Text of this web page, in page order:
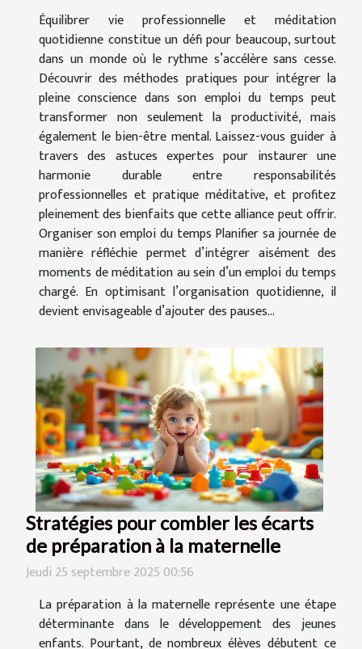
Équilibrer vie professionnelle et méditation
quotidienne constitue un défi pour beaucoup, surtout
dans un monde où le rythme s’accélère sans cesse.
Découvrir des méthodes pratiques pour intégrer la
pleine conscience dans son emploi du temps peut
transformer non seulement la productivité, mais
également le bien-être mental. Laissez-vous guider à
travers des astuces expertes pour instaurer une
harmonie durable entre responsabilités
professionnelles et pratique méditative, et profitez
pleinement des bienfaits que cette alliance peut offrir.
Organiser son emploi du temps Planifier sa journée de
manière réfléchie permet d’intégrer aisément des
moments de méditation au sein d’un emploi du temps
chargé. En optimisant l’organisation quotidienne, il
devient envisageable d’ajouter des pauses...
Stratégies pour combler les écarts
de préparation à la maternelle
Jeudi 25 septembre 2025 00:56
La préparation à la maternelle représente une étape
déterminante dans le développement des jeunes
enfants. Pourtant, de nombreux élèves débutent ce